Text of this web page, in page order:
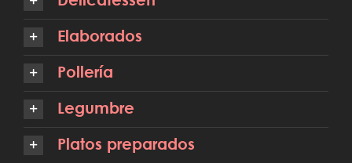
Elaborados
Pollería
Legumbre
Platos preparados